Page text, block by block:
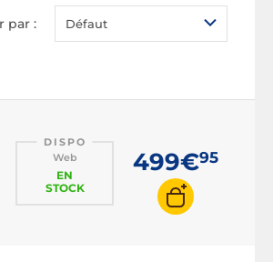
Barebone i5
Barebone i7
par : Défaut
DISPO
Web
EN
STOCK
499€95